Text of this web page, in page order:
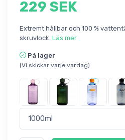
229 SEK
Extremt hållbar och 100 %
skruvlock. Läs mer
På lager
(Vi skickar varje vardag)